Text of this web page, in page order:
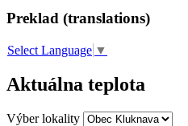
Preklad (translations)
Select Language ▼
Aktuálna teplota
Výber lokality